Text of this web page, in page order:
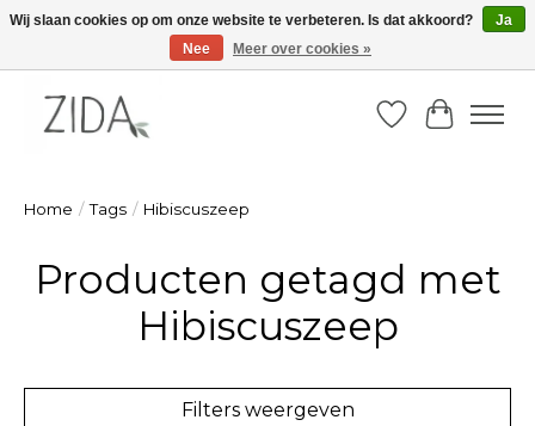
Zondag 22 maart 2026, OPEN ATELIER van 14u -16u
Verlanglijst
Home / Tags / Hibiscuszeep
Producten getagd met
Hibiscuszeep
Filters weergeven
Wij slaan cookies op om onze website te verbeteren. Is dat akkoord?
Ja
Nee
Meer over cookies »